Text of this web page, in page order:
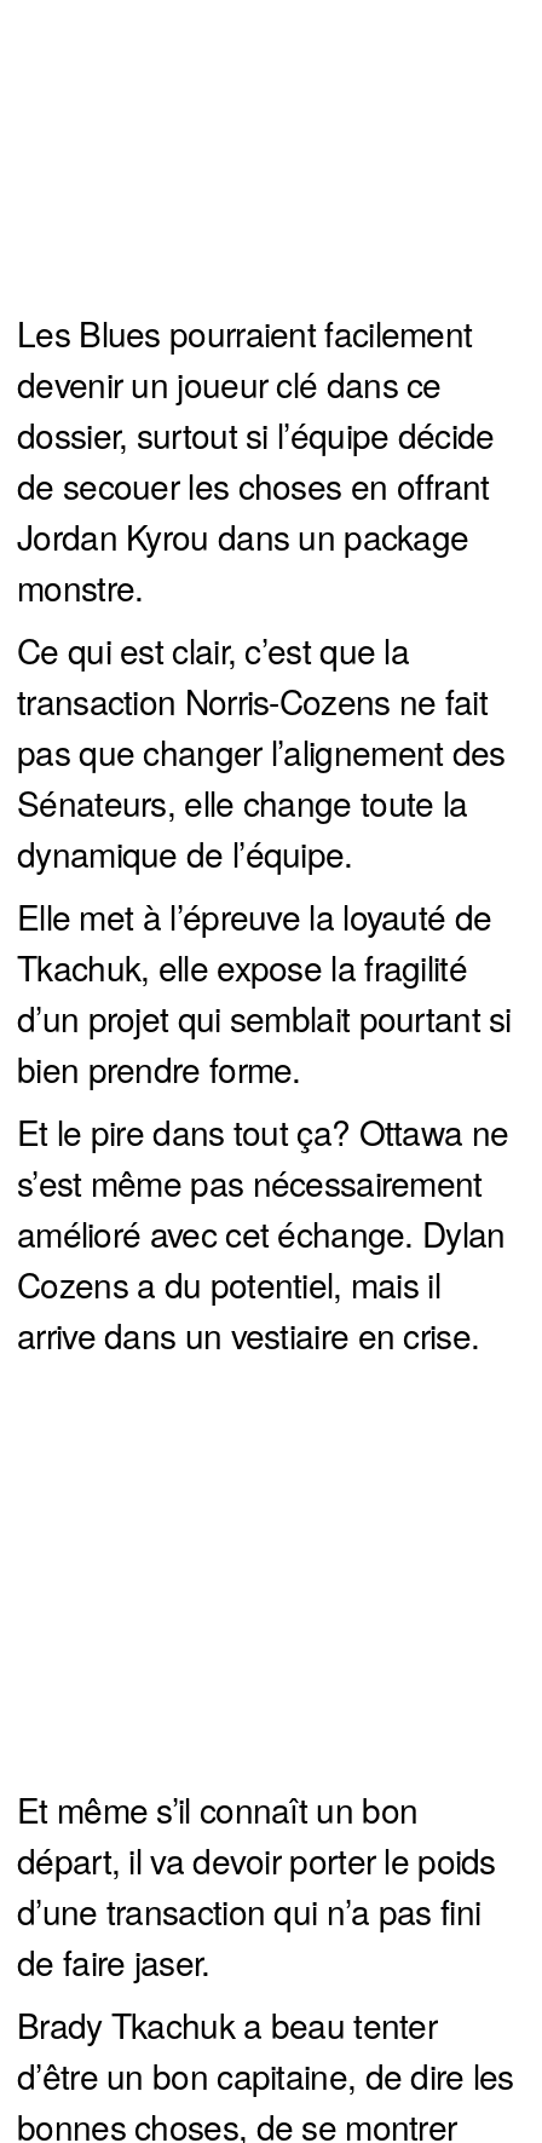
Les Blues pourraient facilement
devenir un joueur clé dans ce
dossier, surtout si l’équipe décide
de secouer les choses en offrant
Jordan Kyrou dans un package
monstre.
Ce qui est clair, c’est que la
transaction Norris-Cozens ne fait
pas que changer l’alignement des
Sénateurs, elle change toute la
dynamique de l’équipe.
Elle met à l’épreuve la loyauté de
Tkachuk, elle expose la fragilité
d’un projet qui semblait pourtant si
bien prendre forme.
Et le pire dans tout ça? Ottawa ne
s’est même pas nécessairement
amélioré avec cet échange. Dylan
Cozens a du potentiel, mais il
arrive dans un vestiaire en crise.
Et même s’il connaît un bon
départ, il va devoir porter le poids
d’une transaction qui n’a pas fini
de faire jaser.
Brady Tkachuk a beau tenter
d’être un bon capitaine, de dire les
bonnes choses, de se montrer